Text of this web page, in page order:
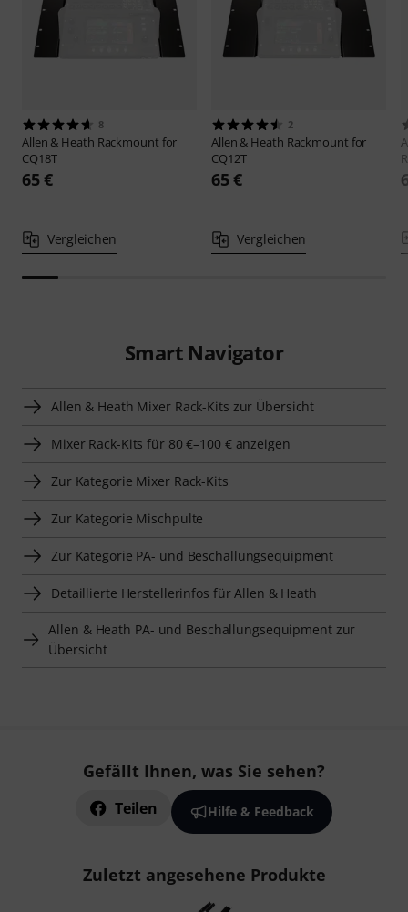
8
Allen & Heath Rackmount for
CQ18T
65 €
Vergleichen
2
Allen & Heath Rackmount for
CQ12T
65 €
Vergleichen
Smart Navigator
Allen & Heath Mixer Rack-Kits zur Übersicht
Mixer Rack-Kits für 80 €–100 € anzeigen
Zur Kategorie Mixer Rack-Kits
Zur Kategorie Mischpulte
Zur Kategorie PA- und Beschallungsequipment
Detaillierte Herstellerinfos für Allen & Heath
Allen & Heath PA- und Beschallungsequipment zur
Übersicht
Gefällt Ihnen, was Sie sehen?
Teilen Hilfe & Feedback
Zuletzt angesehene Produkte